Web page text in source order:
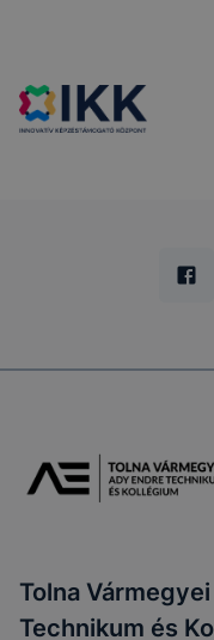
Tolna
Technikum és